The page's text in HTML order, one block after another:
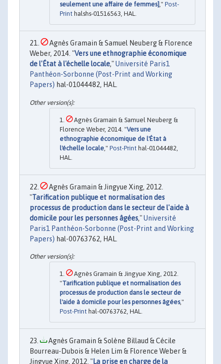
seulement une affaire de femmes]," Post-
Print halshs-01516563, HAL.
Agnès Gramain & Samuel Neuberg & Florence
Weber, 2014. "Vers une ethnographie économique
de l'État à l'échelle locale,"Université Paris1
Panthéon-Sorbonne (Post-Print and Working
Papers) hal-01044482, HAL.
Agnès Gramain & Samuel Neuberg &
Florence Weber, 2014. "Vers une
ethnographie économique de l'État à
l'échelle locale ," Post-Print hal-01044482,
HAL.
Agnès Gramain & Jingyue Xing, 2012.
"Tarification publique et normalisation des
processus de production dans le secteur de l'aide à
domicile pour les personnes âgées,"Université
Paris1 Panthéon-Sorbonne (Post-Print and Working
Papers) hal-00763762, HAL.
Agnès Gramain & Jingyue Xing, 2012.
"Tarification publique et normalisation des
processus de production dans le secteur de
l'aide à domicile pour les personnes âgées,"
Post-Print hal-00763762, HAL.
Agnès Gramain & Solène Billaud & Cécile
Bourreau-Dubois & Helen Lim & Florence Weber &
Jingyue Xing, 2012. "La prise en charge de la